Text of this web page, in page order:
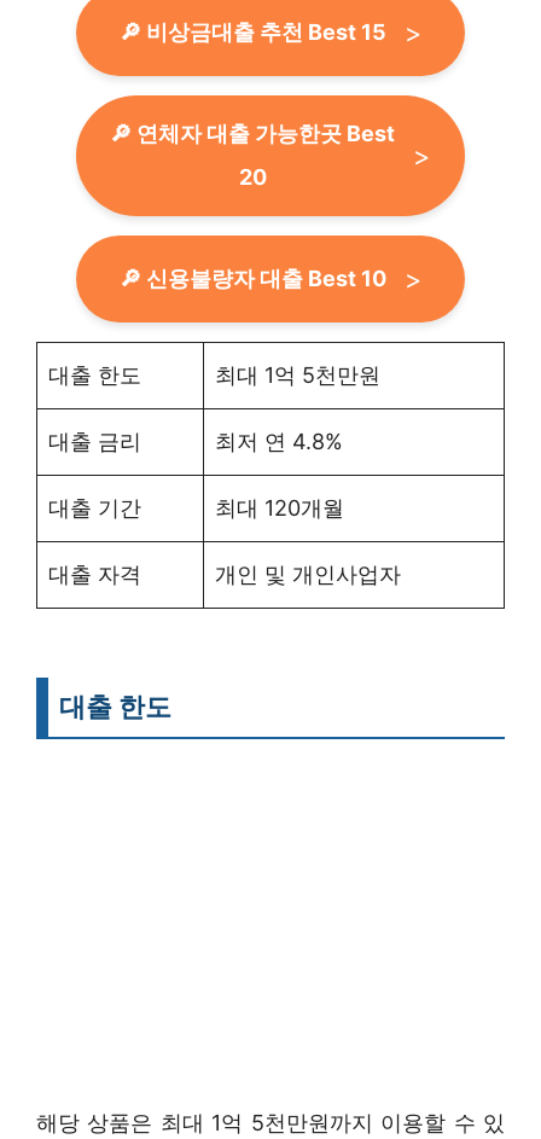
🔎 비상금대출 추천 Best 15
🔎 연체자 대출 가능한곳 Best
20
🔎 신용불량자 대출 Best 10
대출 한도 최대 1억 5천만원
대출 금리 최저 연 4.8%
대출 기간 최대 120개월
대출 자격 개인 및 개인사업자
대출 한도
해당 상품은 최대 1억 5천만원까지 이용할 수 있